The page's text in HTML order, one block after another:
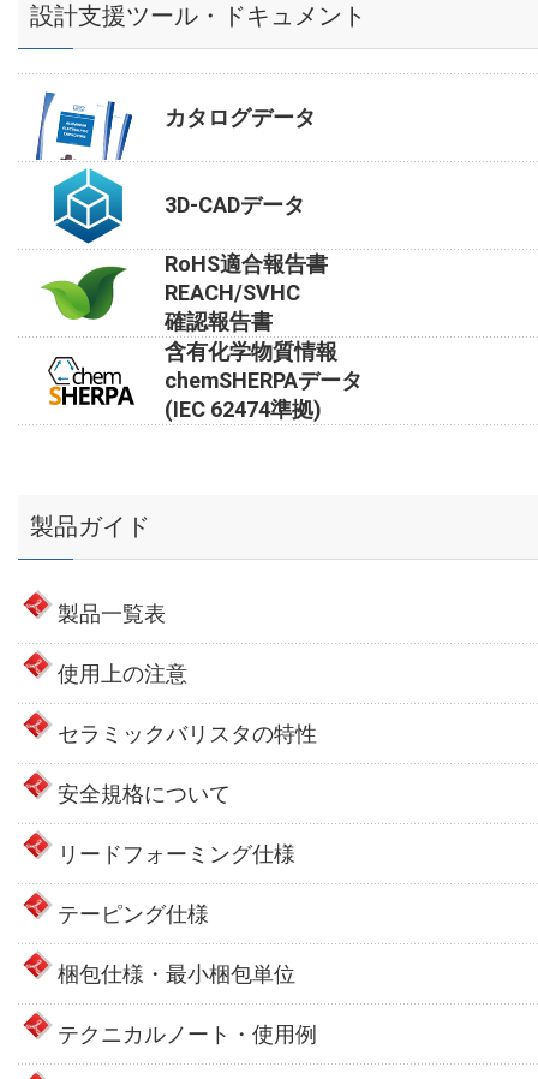
設計支援ツール・ドキュメント
カタログデータ
3D-CADデータ
RoHS適合報告書
REACH/SVHC
確認報告書
含有化学物質情報
chemSHERPAデータ
(IEC 62474準拠)
製品ガイド
製品一覧表
使用上の注意
セラミックバリスタの特性
安全規格について
リードフォーミング仕様
テーピング仕様
梱包仕様・最小梱包単位
テクニカルノート・使用例